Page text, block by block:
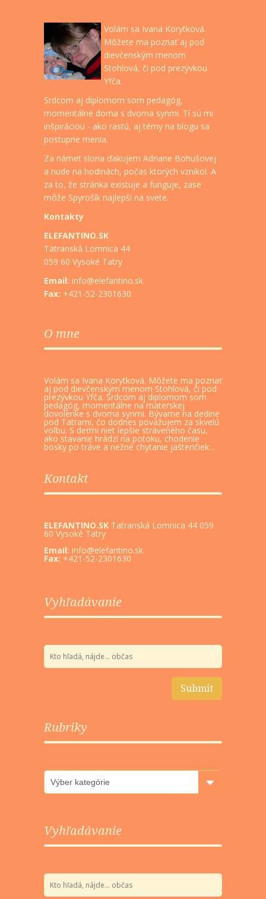
Volám sa Ivana Korytková.
Môžete ma poznať aj pod
dievčenským menom
Stohlová, či pod prezývkou
Yfča.
Srdcom aj diplomom som pedagóg,
momentálne doma s dvoma synmi. Tí sú mi
inšpiráciou - ako rastú, aj témy na blogu sa
postupne menia.
Za námet slona ďakujem Adriane Bohušovej
a nude na hodinách, počas ktorých vznikol. A
za to, že stránka existuje a funguje, zase
môže Spyrošík najlepší na svete.
Kontakty
ELEFANTINO.SK
Tatranská Lomnica 44
059 60 Vysoké Tatry
Email: info@elefantino.sk
Fax: +421-52-2301630
O mne
Volám sa Ivana Korytková. Môžete ma poznať
aj pod dievčenským menom Stohlová, či pod
prezývkou Yfča. Srdcom aj diplomom som
pedagóg, momentálne na materskej
dovolenke s dvoma synmi. Bývame na dedine
pod Tatrami, čo dodnes považujem za skvelú
voľbu. S deťmi niet lepšie stráveného času,
ako stavanie hrádzí na potoku, chodenie
bosky po tráve a nežné chytanie jašteričiek...
Kontakt
ELEFANTINO.SK Tatranská Lomnica 44 059
60 Vysoké Tatry
Email: info@elefantino.sk
Fax: +421-52-2301630
Vyhľadávanie
Rubriky
Rubriky
Vyhľadávanie